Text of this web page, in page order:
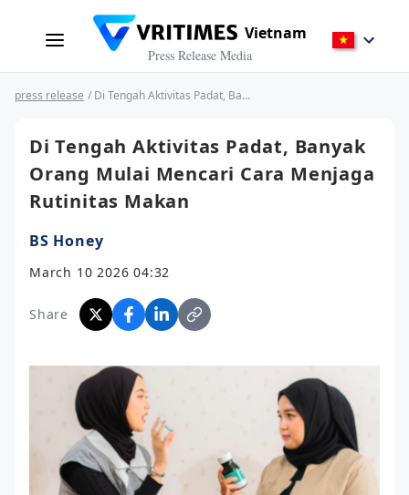
Vietnam
Press Release Media
press release / Di Tengah Aktivitas Padat, Banyak Orang Mulai Mencari Cara Menjaga Rutinitas Makan
Di Tengah Aktivitas Padat, Banyak
Orang Mulai Mencari Cara Menjaga
Rutinitas Makan
BS Honey
March 10 2026 04:32
Share